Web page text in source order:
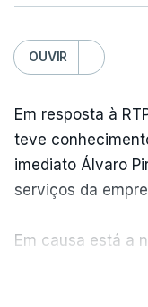
OUVIR
Em resposta à
teve
imediato Álvaro
serviços da
Em causa está a